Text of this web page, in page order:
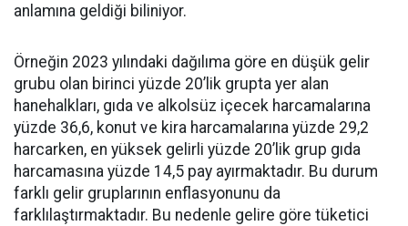
anlamına geldiği biliniyor.
Örneğin 2023 yılındaki dağılıma göre en düşük gelir
grubu olan birinci yüzde 20’lik grupta yer alan
hanehalkları, gıda ve alkolsüz içecek harcamalarına
yüzde 36,6, konut ve kira harcamalarına yüzde 29,2
harcarken, en yüksek gelirli yüzde 20’lik grup gıda
harcamasına yüzde 14,5 pay ayırmaktadır. Bu durum
farklı gelir gruplarının enflasyonunu da
farklılaştırmaktadır. Bu nedenle gelire göre tüketici